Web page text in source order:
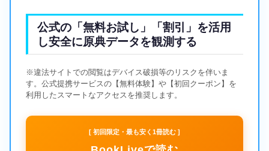
公式の「無料お試し」「割引」を活用
し安全に原典データを観測する
※違法サイトでの閲覧はデバイス破損等のリスクを伴いま
す。公式提携サービスの【無料体験】や【初回クーポン】を
利用したスマートなアクセスを推奨します。
[ 初回限定・最も安く1冊読む ]